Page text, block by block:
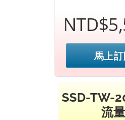
馬上
SSD-TW-
流量